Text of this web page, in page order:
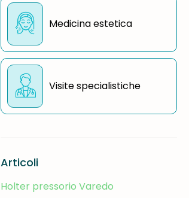
Medicina estetica
Visite specialistiche
Articoli
Holter pressorio Varedo